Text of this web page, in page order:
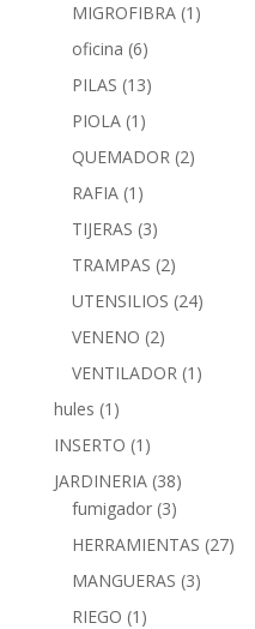
MIGROFIBRA (1)
oficina (6)
PILAS (13)
PIOLA (1)
QUEMADOR (2)
RAFIA (1)
TIJERAS (3)
TRAMPAS (2)
UTENSILIOS (24)
VENENO (2)
VENTILADOR (1)
hules (1)
INSERTO (1)
JARDINERIA (38)
fumigador (3)
HERRAMIENTAS (27)
MANGUERAS (3)
RIEGO (1)